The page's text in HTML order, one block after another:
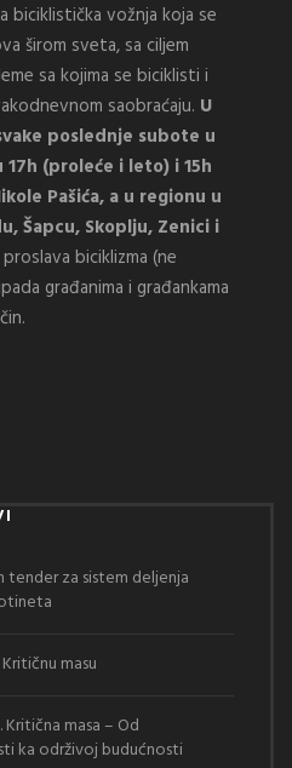
biciklistička vožnja koja se
širom sveta, sa ciljem
sa kojima se biciklisti i
saobraćaju. U
poslednje subote u
(proleće i leto) i 15h
Pašića, a u regionu u
Šapcu, Skoplju, Zenici i
biciklizma (ne
građanima i građankama
tender za sistem deljenja
masu
masa – Od
ka održivoj budućnosti